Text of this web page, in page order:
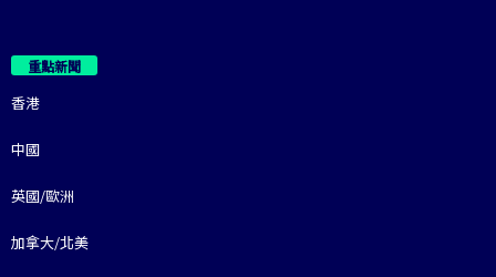
重點新聞
香港
中國
英國/歐洲
加拿大/北美